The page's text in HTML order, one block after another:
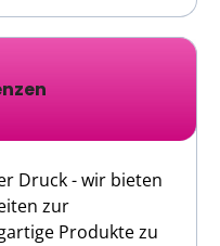
Druck - wir bieten
zur
Produkte zu